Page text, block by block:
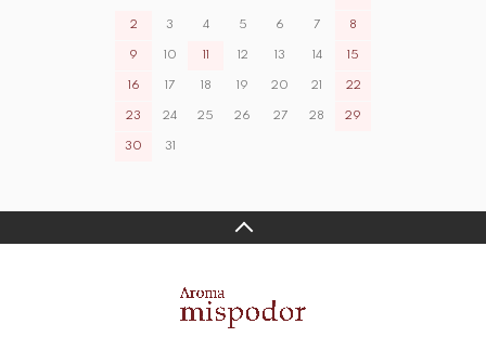
2 3 4 5 6 7 8
9 10 11 12 13 14 15
16 17 18 19 20 21 22
23 24 25 26 27 28 29
30 31